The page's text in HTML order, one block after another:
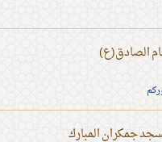
الصادق(ع)
جمكران المبارك